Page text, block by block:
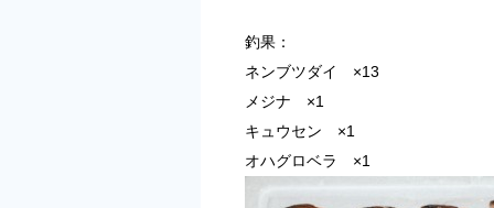
釣果：
ネンブツダイ ×13
メジナ ×1
キュウセン ×1
オハグロベラ ×1